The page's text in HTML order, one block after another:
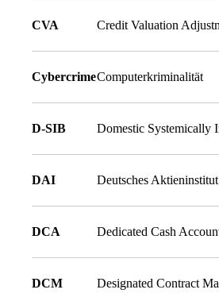
CVA Credit Valuation
CybercrimeComputerkriminalität
D-SIB Domestic Systemically
DAI Deutsches Aktieninstitut
DCA Dedicated Cash
DCM Designated Contract